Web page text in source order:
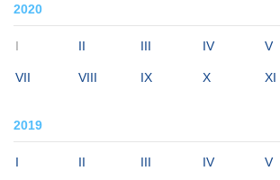
2020
I II III IV V
VII VIII IX X XI
2019
I II III IV V